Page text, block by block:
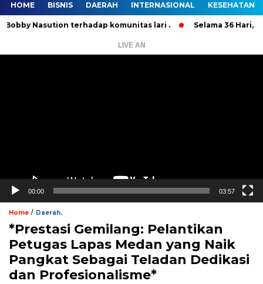
HOME BISNIS DAERAH INTERNASIONAL KESEHATAN
Nasution terhadap komunitas lari . Selama 36 Hari, 37
LIVE AN
00:00 03:57
Home / Daerah.
*Prestasi Gemilang: Pelantikan
Petugas Lapas Medan yang Naik
Pangkat Sebagai Teladan Dedikasi
dan Profesionalisme*